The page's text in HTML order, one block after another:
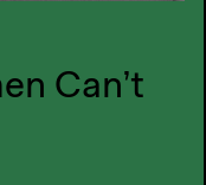
Can’t